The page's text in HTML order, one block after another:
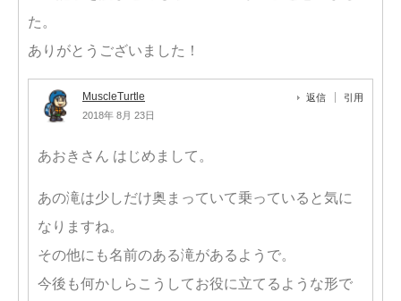
た。
ありがとうございました！
MuscleTurtle
2018年 8月 23日
返信 引用
あおきさん はじめまして。
あの滝は少しだけ奥まっていて乗っていると気に
なりますね。
その他にも名前のある滝があるようで。
今後も何かしらこうしてお役に立てるような形で